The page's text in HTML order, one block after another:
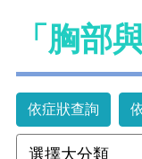
「胸部
依症狀查詢